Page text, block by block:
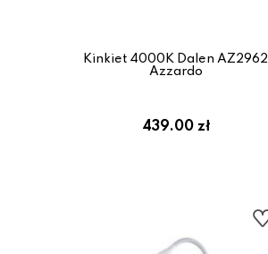
Kinkiet 4000K Dalen AZ2962
Azzardo
439.00 zł